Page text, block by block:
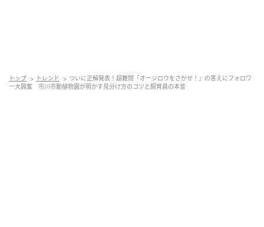
トップ トレンド
ついに正解発表！超難問「オージロウをさがせ！」の答えにフォロワ
ー大興奮 市川市動植物園が明かす見分け方のコツと飼育員の本音